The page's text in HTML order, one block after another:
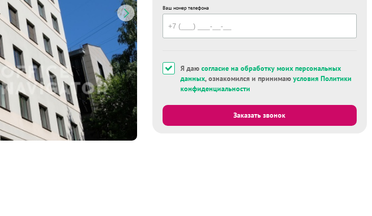
Ваш номер телефона
Я даю согласие на обработку моих персональных
данных, ознакомился и принимаю условия Политики
конфиденциальности
Заказать звонок